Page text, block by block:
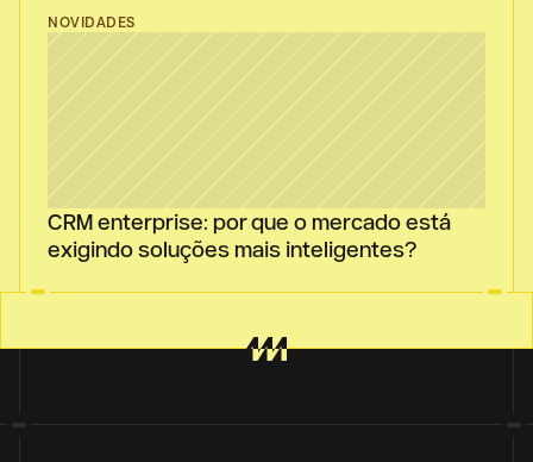
NOVIDADES
CRM enterprise: por que o mercado está
exigindo soluções mais inteligentes?